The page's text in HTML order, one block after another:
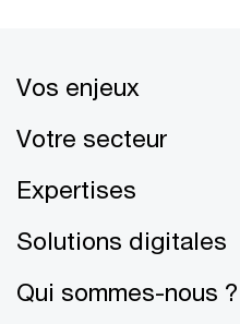
Vos enjeux
Votre secteur
Expertises
Solutions digitales
Qui sommes-nous ?